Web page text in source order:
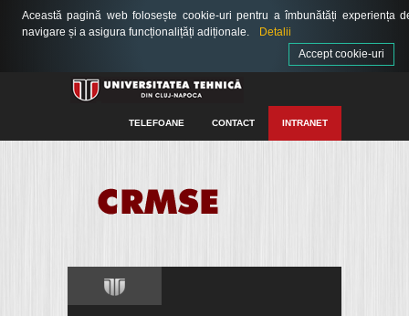
TELEFOANE CONTACT INTRANET
Această pagină web folosește cookie-uri pentru a îmbunătăți experiența
navigare și a asigura funcționalițăți adiționale.
Detalii
Accept cookie-uri